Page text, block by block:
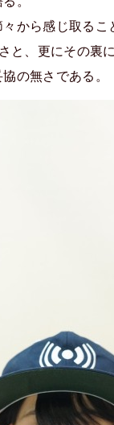
から感じ取るこ
と、更にその裏
の無さである。